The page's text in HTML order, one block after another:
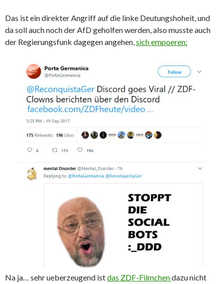
Das ist ein direkter Angriff auf die linke Deutungshoheit, und
da soll auch noch der AfD geholfen werden, also musste auch
der Regierungsfunk dagegen angehen,sich empoeren:
Na ja… sehr ueberzeugend istdas ZDF-Filmchendazu nicht